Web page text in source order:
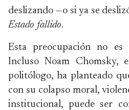
deslizando —o si ya se
Estado fallido.
Esta preocupación no es
Incluso Noam Chomsky,
politólogo, ha planteado
con su colapso moral,
institucional, puede ser